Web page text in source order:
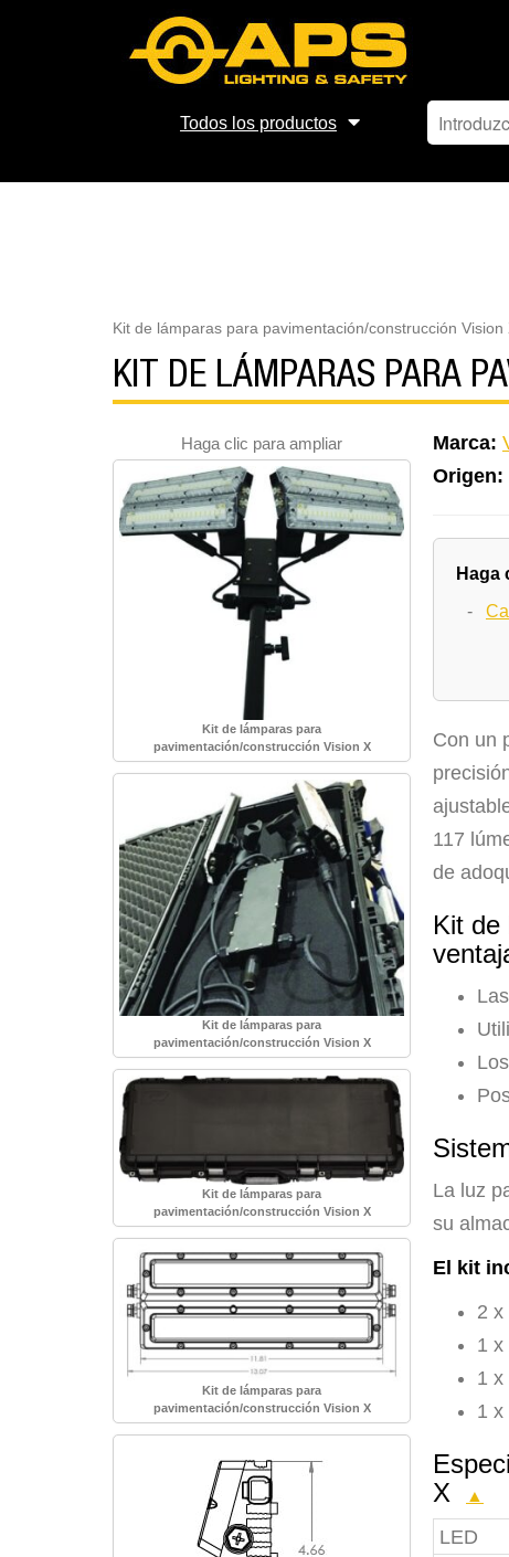
Todos los productos
Kit de lámparas para pavimentación/construcción Vision
KIT DE LÁMPARAS PARA
Haga clic para ampliar
Kit de lámparas para
pavimentación/construcción Vision X
Kit de lámparas para
pavimentación/construcción Vision X
Kit de lámparas para
pavimentación/construcción Vision X
Kit de lámparas para
pavimentación/construcción Vision X
Marca:
Origen:
Haga
-
Con un
117
de
Kit de
La luz
su
El kit
2 x
1 x
1 x
1 x
X
▲
LED